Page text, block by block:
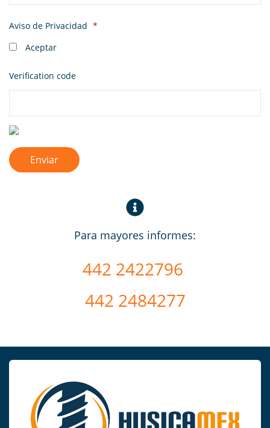
Aviso de Privacidad *
Aceptar
Verification code
Para mayores informes:
442 2422796
442 2484277